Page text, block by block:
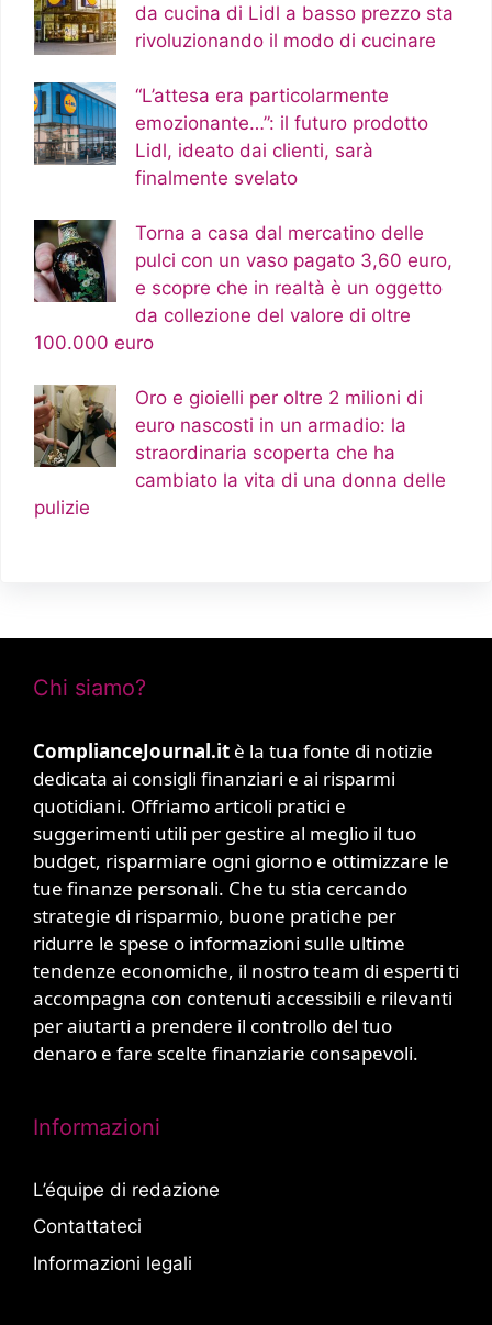
da cucina di Lidl a basso prezzo sta
rivoluzionando il modo di cucinare
“L’attesa era particolarmente
emozionante…”: il futuro prodotto
Lidl, ideato dai clienti, sarà
finalmente svelato
Torna a casa dal mercatino delle
pulci con un vaso pagato 3,60 euro,
e scopre che in realtà è un oggetto
da collezione del valore di oltre
100.000 euro
Oro e gioielli per oltre 2 milioni di
euro nascosti in un armadio: la
straordinaria scoperta che ha
cambiato la vita di una donna delle
pulizie
Chi siamo?
ComplianceJournal.it è la tua fonte di notizie
dedicata ai consigli finanziari e ai risparmi
quotidiani. Offriamo articoli pratici e
suggerimenti utili per gestire al meglio il tuo
budget, risparmiare ogni giorno e ottimizzare le
tue finanze personali. Che tu stia cercando
strategie di risparmio, buone pratiche per
ridurre le spese o informazioni sulle ultime
tendenze economiche, il nostro team di esperti ti
accompagna con contenuti accessibili e rilevanti
per aiutarti a prendere il controllo del tuo
denaro e fare scelte finanziarie consapevoli.
Informazioni
L’équipe di redazione
Contattateci
Informazioni legali